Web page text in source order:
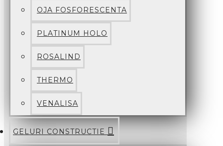
OJA FOSFORESCENTA
PLATINUM HOLO
ROSALIND
THERMO
VENALISA
GELURI CONSTRUCTIE